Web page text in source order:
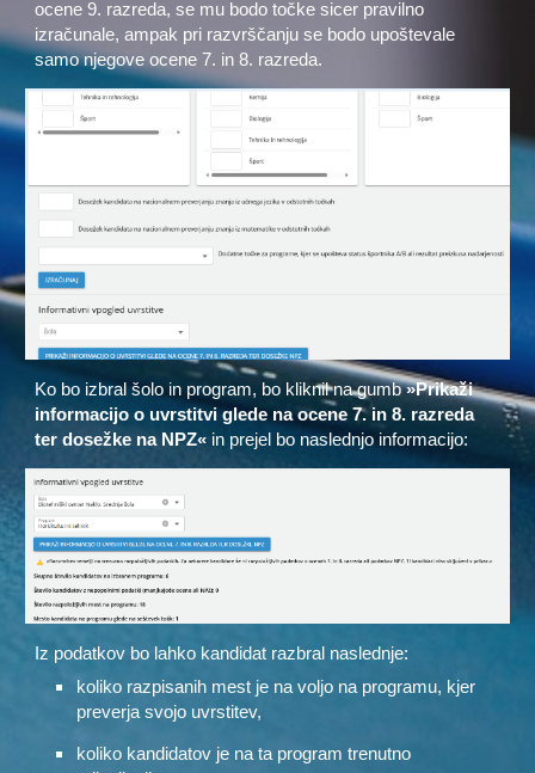
ocene 9. razreda, se mu bodo točke sicer pravilno
izračunale, ampak pri razvrščanju se bodo upoštevale
samo njegove ocene 7. in 8. razreda.
Ko bo izbral šolo in program, bo kliknil na gumb»Prikaži
informacijo o uvrstitvi glede na ocene 7. in 8. razreda
ter dosežke na NPZ« in prejel bo naslednjo informacijo:
Iz podatkov bo lahko kandidat razbral naslednje:
koliko razpisanih mest je na voljo na programu, kjer
preverja svojo uvrstitev,
koliko kandidatov je na ta program trenutno